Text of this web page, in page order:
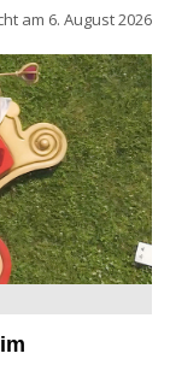
am 6. August 2026